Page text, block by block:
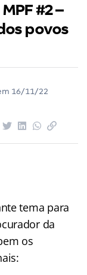
#2 –
povos
16/11/22
tema para
da
os